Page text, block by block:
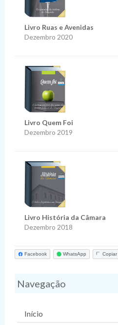
Livro Ruas e Avenidas
Dezembro 2020
Livro Quem Foi
Dezembro 2019
Livro História da Câmara
Dezembro 2018
Facebook WhatsApp Copiar
Navegação
Início